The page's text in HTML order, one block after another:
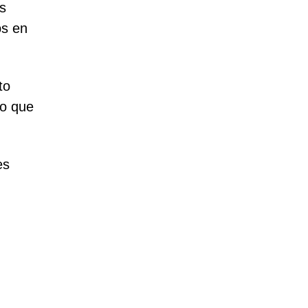
en
que